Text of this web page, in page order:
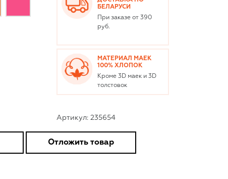
БЕЛАРУСИ
При заказе от 390
руб.
МАТЕРИАЛ МАЕК
100% ХЛОПОК
Кроме 3D маек и 3D
толстовок
Артикул: 235654
Отложить товар